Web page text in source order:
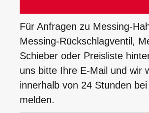
Für Anfragen zu Messing-
Messing-Rückschlagventil,
Schieber oder Preisliste
uns bitte Ihre E-Mail und wir
innerhalb von 24 Stunden
melden.